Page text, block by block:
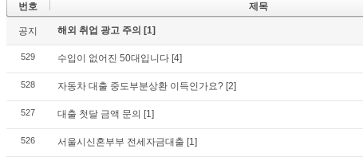
번호 제목
공지 해외 취업 광고 주의 [1]
529 수입이 없어진 50대입니다 [4]
528 자동차 대출 중도부분상환 이득인가요? [2]
527 대출 첫달 금액 문의 [1]
526 서울시신혼부부 전세자금대출 [1]